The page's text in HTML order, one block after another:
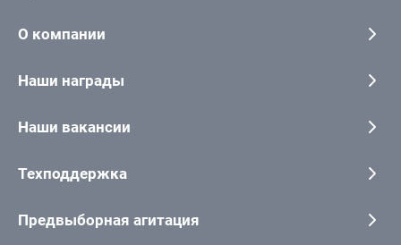
О компании
Наши награды
Наши вакансии
Техподдержка
Предвыборная агитация